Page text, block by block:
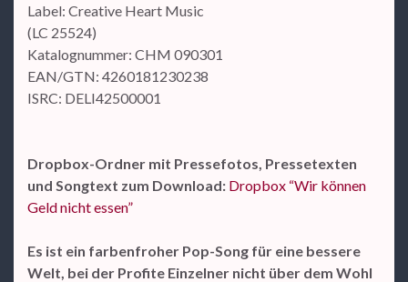
Label: Creative Heart Music
(LC 25524)
Katalognummer: CHM 090301
EAN/GTN: 4260181230238
ISRC: DELI42500001
Dropbox-Ordner mit Pressefotos, Pressetexten
und Songtext zum Download: Dropbox “Wir können
Geld nicht essen”
Es ist ein farbenfroher Pop-Song für eine bessere
Welt, bei der Profite Einzelner nicht über dem Wohl